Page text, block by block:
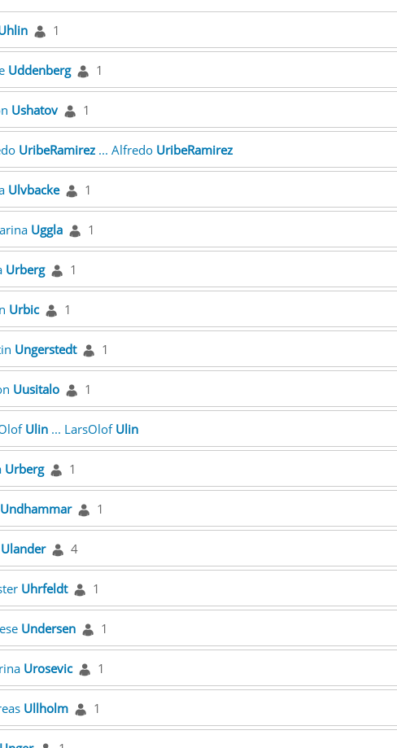
1
Uddenberg 1
Ushatov 1
UribeRamirez... Alfredo UribeRamirez
Ulvbacke 1
Uggla 1
Urberg 1
Urbic 1
Ungerstedt 1
Uusitalo 1
Ulin... LarsOlof Ulin
Urberg 1
Undhammar 1
Ulander 4
Uhrfeldt 1
Undersen 1
Urosevic 1
Ullholm 1